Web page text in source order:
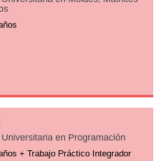
en Programación
+ Trabajo Práctico Integrador